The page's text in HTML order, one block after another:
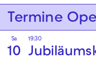
Termine
Sa
10
19:30